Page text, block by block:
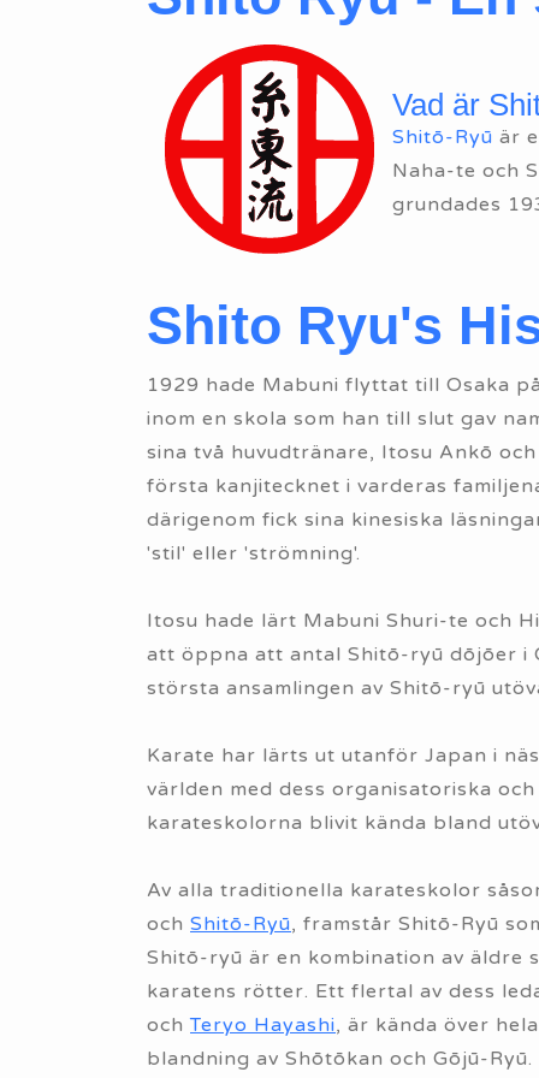
Vad är
Shitō-Ryū är
Naha-te och
grundades
Shito Ryu's
1929 hade Mabuni flyttat till Osaka
inom en skola som han till slut gav
sina två huvudtränare, Itosu Ankō
första kanjitecknet i varderas
därigenom fick sina kinesiska
'stil' eller 'strömning'.
Itosu hade lärt Mabuni Shuri-te och
att öppna att antal Shitō-ryū dōjōer i
största ansamlingen av Shitō-ryū
Karate har lärts ut utanför Japan i
världen med dess organisatoriska
karateskolorna blivit kända bland
Av alla traditionella karateskolor
och Shitō-Ryū, framstår Shitō-Ryū
Shitō-ryū är en kombination av äldre
karatens rötter. Ett flertal av dess
ochTeryo Hayashi, är kända över
blandning av Shōtōkan och Gōjū-Ryū.